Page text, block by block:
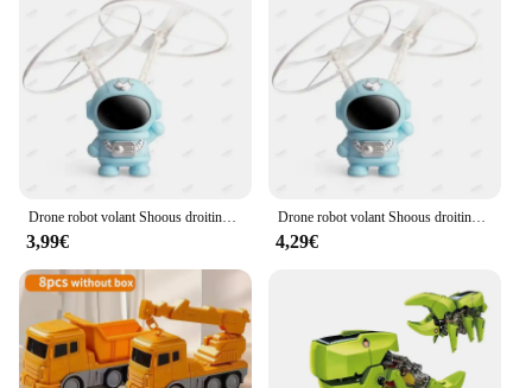
3,99€
Drone robot volant Shoous droiting pour enfants, avion, drone solitaire à la main, jouets d'extérieur interactifs avec lumières, cadeau
4,29€